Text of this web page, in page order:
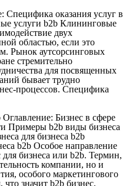
Специфика оказания услуг в
услуги b2b Клининговые
двух
областью, если это
Рынок аутсорсинговых
стремительно
для посвященных
бывает трудно
процессов. Специфика
Оглавление: Бизнес в сфере
Примеры b2b виды бизнеса
для бизнеса b2b
b2b Особое направление
бизнеса или b2b. Термин,
компании, но и
особого маркетингового
что значит b2b бизнес,